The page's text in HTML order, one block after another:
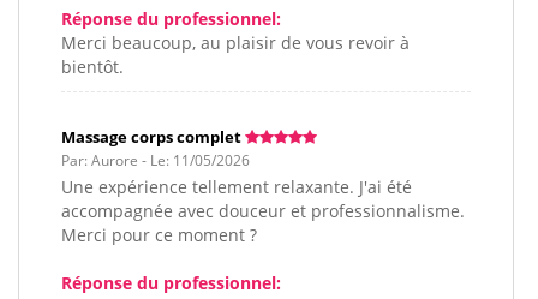
Réponse du professionnel:
Merci beaucoup, au plaisir de vous revoir à
bientôt.
Massage corps complet
Par: Aurore - Le: 11/05/2026
Une expérience tellement relaxante. J'ai été
accompagnée avec douceur et professionnalisme.
Merci pour ce moment ?
Réponse du professionnel: